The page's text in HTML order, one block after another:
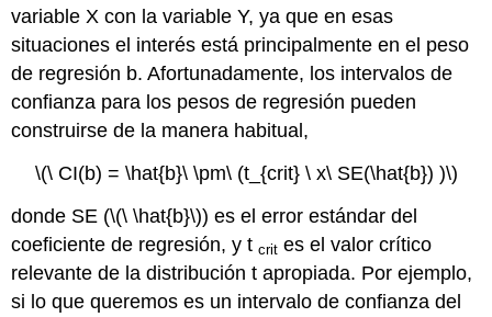
variable X con la variable Y, ya que en esas
situaciones el interés está principalmente en el peso
de regresión b. Afortunadamente, los intervalos de
confianza para los pesos de regresión pueden
construirse de la manera habitual,
\(\ CI(b) = \hat{b}\ \pm\ (t_{crit} \ x\ SE(\hat{b}) )\)
donde SE (\(\ \hat{b}\)) es el error estándar del
coeficiente de regresión, y tcrit es el valor crítico
relevante de la distribución t apropiada. Por ejemplo,
si lo que queremos es un intervalo de confianza del